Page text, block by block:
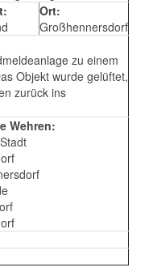
Ort:
Großhennersdorf
zu einem
Objekt wurde gelüftet,
zurück ins
Wehren: